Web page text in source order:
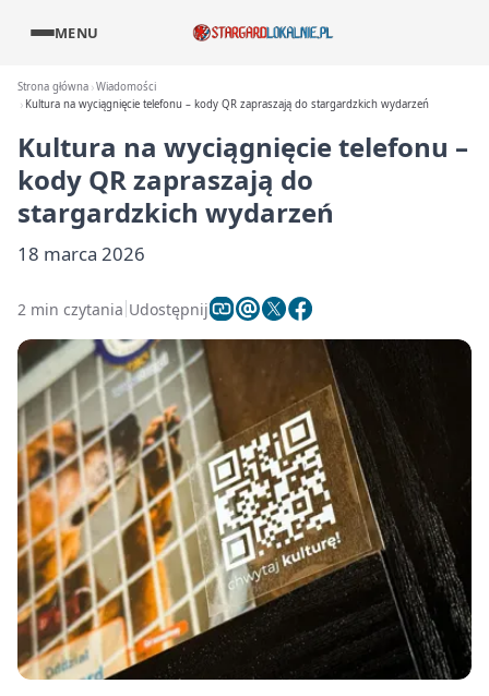
MENU
Strona główna Wiadomości
Kultura na wyciągnięcie telefonu – kody QR zapraszają do stargardzkich wydarzeń
Kultura na wyciągnięcie telefonu –
kody QR zapraszają do
stargardzkich wydarzeń
18 marca 2026
2 min czytania Udostępnij